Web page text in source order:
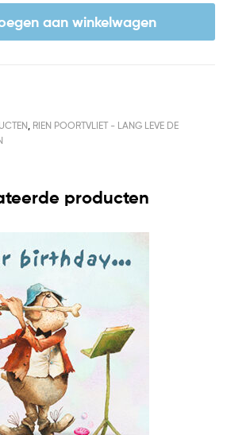
aan winkelwagen
RIEN POORTVLIET - LANG LEVE DE
producten